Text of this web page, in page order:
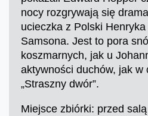
nocy rozgrywają się
ucieczka z Polski
Samsona. Jest to pora
koszmarnych, jak u
aktywności duchów, jak w
„Straszny dwór”.
Miejsce zbiórki: przed